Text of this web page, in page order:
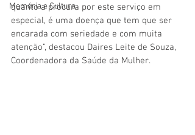
Memória e Cultura
quanto a procura por este serviço em
especial, é uma doença que tem que ser
encarada com seriedade e com muita
atenção”, destacou Daires Leite de Souza,
Coordenadora da Saúde da Mulher.